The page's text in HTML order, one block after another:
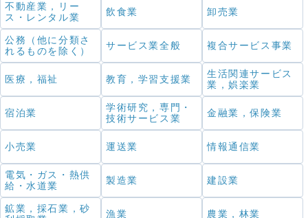
不動産業，リー
ス・レンタル業
飲食業 卸売業
公務（他に分類さ
れるものを除く）
サービス業全般 複合サービス事業
医療，福祉 教育，学習支援業
生活関連サービス
業，娯楽業
宿泊業
学術研究，専門・
技術サービス業
金融業，保険業
小売業 運送業 情報通信業
電気・ガス・熱供
給・水道業
製造業 建設業
鉱業，採石業，砂
漁業 農業，林業